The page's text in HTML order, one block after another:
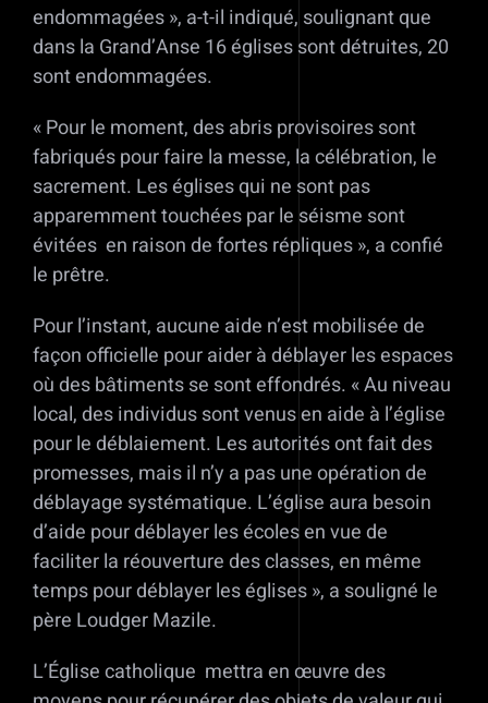
endommagées », a-t-il indiqué, soulignant que
dans la Grand’Anse 16 églises sont détruites, 20
sont endommagées.
« Pour le moment, des abris provisoires sont
fabriqués pour faire la messe, la célébration, le
sacrement. Les églises qui ne sont pas
apparemment touchées par le séisme sont
évitées en raison de fortes répliques », a confié
le prêtre.
Pour l’instant, aucune aide n’est mobilisée de
façon officielle pour aider à déblayer les espaces
où des bâtiments se sont effondrés. « Au niveau
local, des individus sont venus en aide à l’église
pour le déblaiement. Les autorités ont fait des
promesses, mais il n’y a pas une opération de
déblayage systématique. L’église aura besoin
d’aide pour déblayer les écoles en vue de
faciliter la réouverture des classes, en même
temps pour déblayer les églises », a souligné le
père Loudger Mazile.
L’Église catholique mettra en œuvre des